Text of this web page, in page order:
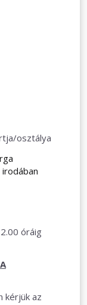
osztálya
óráig
kérjük az